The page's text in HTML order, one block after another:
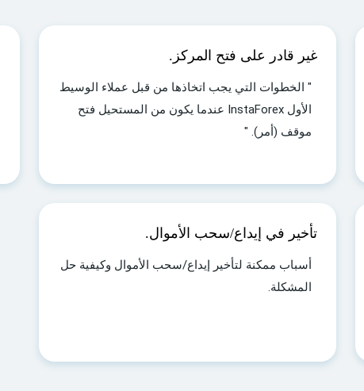
غير قادر على فتح المركز.
" الخطوات التي يجب اتخاذها من قبل عملاء الوسيط
الأول InstaForex عندما يكون من المستحيل فتح
موقف (أمر). "
تأخير في إيداع/سحب الأموال.
أسباب ممكنة لتأخير إيداع/سحب الأموال وكيفية حل
المشكلة.